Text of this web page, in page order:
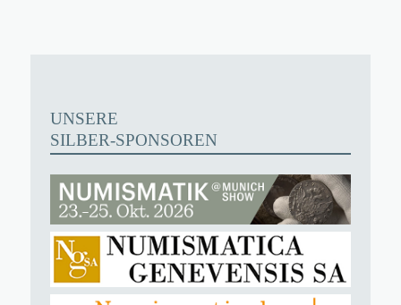
UNSERE
SILBER-SPONSOREN